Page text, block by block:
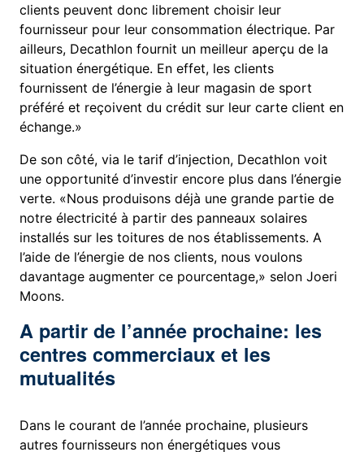
clients peuvent donc librement choisir leur
fournisseur pour leur consommation électrique. Par
ailleurs, Decathlon fournit un meilleur aperçu de la
situation énergétique. En effet, les clients
fournissent de l’énergie à leur magasin de sport
préféré et reçoivent du crédit sur leur carte client en
échange.»
De son côté, via le tarif d’injection, Decathlon voit
une opportunité d’investir encore plus dans l’énergie
verte. «Nous produisons déjà une grande partie de
notre électricité à partir des panneaux solaires
installés sur les toitures de nos établissements. A
l’aide de l’énergie de nos clients, nous voulons
davantage augmenter ce pourcentage,» selon Joeri
Moons.
A partir de l’année prochaine: les
centres commerciaux et les
mutualités
Dans le courant de l’année prochaine, plusieurs
autres fournisseurs non énergétiques vous